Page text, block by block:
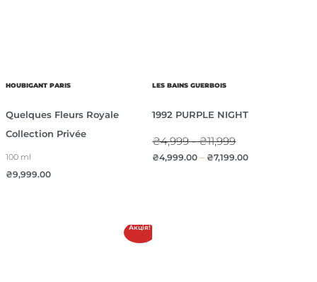
HOUBIGANT PARIS
Quelques Fleurs Royale
Collection Privée
100 ml
₴9,999.00
LES BAINS GUERBOIS
1992 PURPLE NIGHT
₴4,999 - ₴11,999
₴4,999.00 – ₴7,199.00
Акція!